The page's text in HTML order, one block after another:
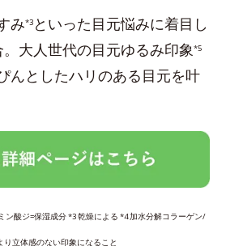
み*3 といった目元悩みに着目し
大人世代の目元ゆるみ印象 *5
んとしたハリのある目元を叶
ン酸ジ=保湿成分 *3 乾燥による *4 加水分解コラーゲン/
立体感のない印象になること